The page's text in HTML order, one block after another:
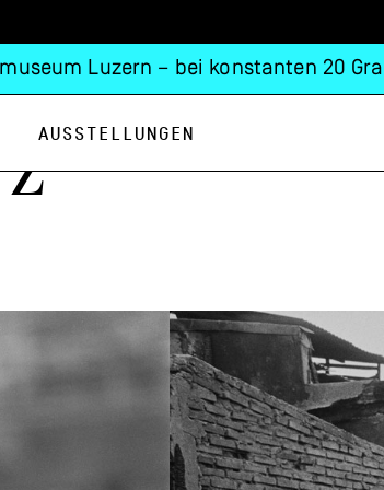
Luzern – bei konstanten 20
Ausstellungen